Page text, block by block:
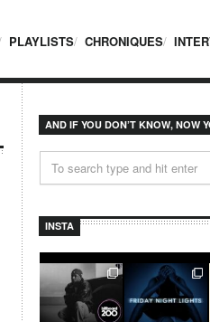
PLAYLISTS CHRONIQUES
AND IF YOU DON’T KNOW, NOW
INSTA